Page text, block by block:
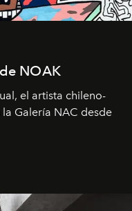
NOAK
el artista chileno-
Galería NAC desde